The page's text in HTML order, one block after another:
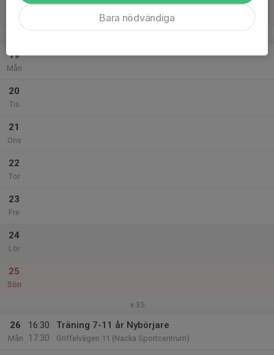
19
Mån
20
Tis
21
Ons
22
Tor
23
Fre
24
Lör
25
Sön
v.35
26
Mån
16:30
17:30
Träning 7-11 år Nybörjare
Griffelvägen 11 (Nacka Sportcentrum)
Bara nödvändiga